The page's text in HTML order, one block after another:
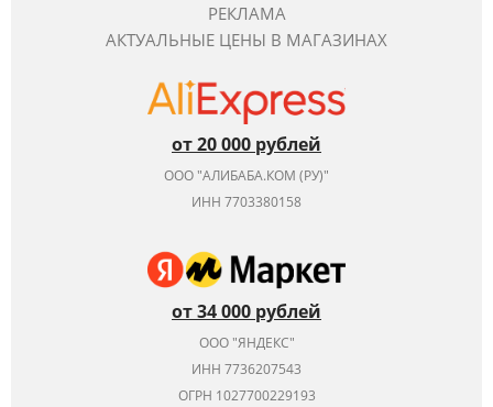
РЕКЛАМА
АКТУАЛЬНЫЕ ЦЕНЫ В МАГАЗИНАХ
от 20 000 рублей
ООО "АЛИБАБА.КОМ (РУ)"
ИНН 7703380158
от 34 000 рублей
ООО "ЯНДЕКС"
ИНН 7736207543
ОГРН 1027700229193